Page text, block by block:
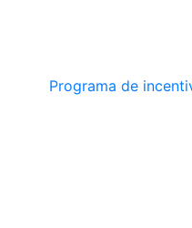
Programa de